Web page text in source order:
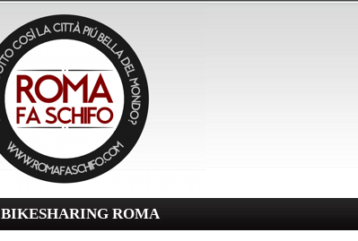
BIKESHARING ROMA